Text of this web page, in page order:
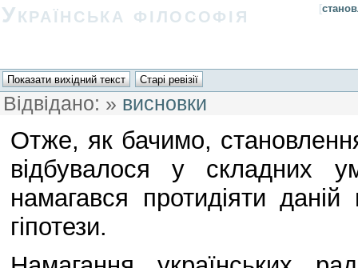
[
Українська філософія
Відвідано: » висновки
Отже, як бачимо, становлення
відбувалося у складних
намагався протидіяти
гіпотези.